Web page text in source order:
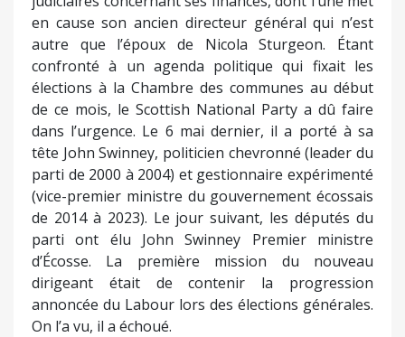
en cause son ancien directeur général qui n’est
autre que l’époux de Nicola Sturgeon. Étant
confronté à un agenda politique qui fixait les
élections à la Chambre des communes au début
de ce mois, le Scottish National Party a dû faire
dans l’urgence. Le 6 mai dernier, il a porté à sa
tête John Swinney, politicien chevronné (leader du
parti de 2000 à 2004) et gestionnaire expérimenté
(vice-premier ministre du gouvernement écossais
de 2014 à 2023). Le jour suivant, les députés du
parti ont élu John Swinney Premier ministre
d’Écosse. La première mission du nouveau
dirigeant était de contenir la progression
annoncée du Labour lors des élections générales.
On l’a vu, il a échoué.